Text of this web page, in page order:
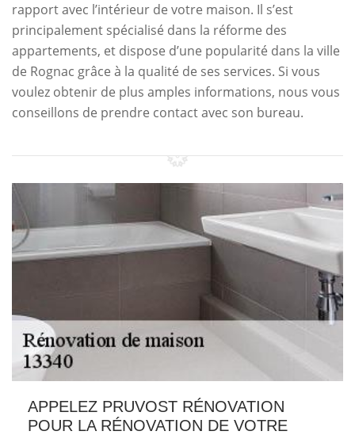
rapport avec l’intérieur de votre maison. Il s’est
principalement spécialisé dans la réforme des
appartements, et dispose d’une popularité dans la ville
de Rognac grâce à la qualité de ses services. Si vous
voulez obtenir de plus amples informations, nous vous
conseillons de prendre contact avec son bureau.
APPELEZ PRUVOST RÉNOVATION
POUR LA RÉNOVATION DE VOTRE